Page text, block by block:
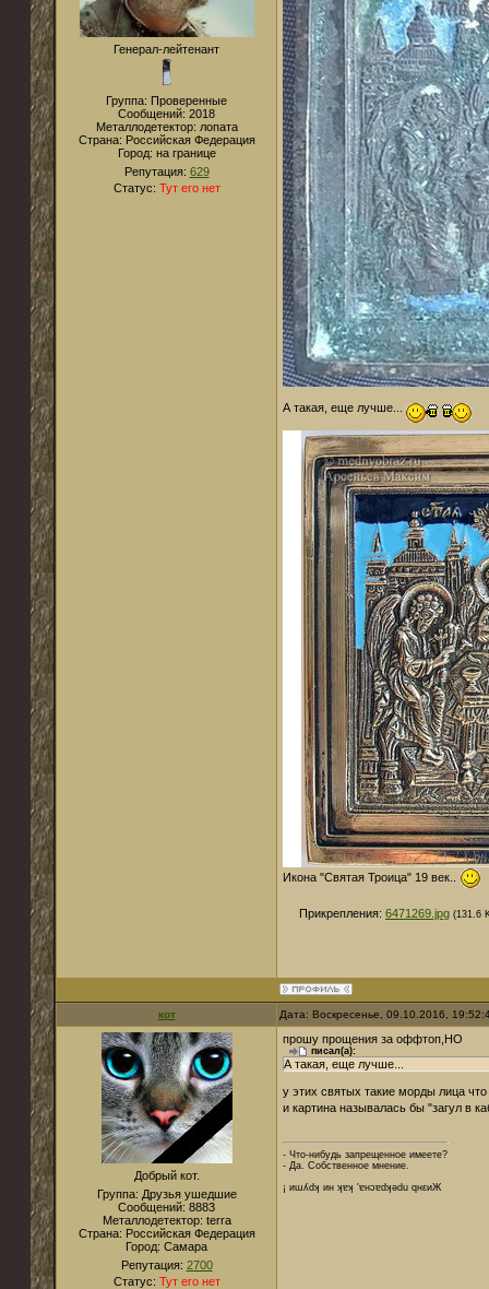
Генерал-лейтенант
Группа: Проверенные
Сообщений: 2018
Металлодетектор: лопата
Страна: Российская Федерация
Город: на границе
Репутация: 629
Статус: Тут его нет
А такая, еще лучше...
Икона "Святая Троица" 19 век..
Прикрепления: 6471269.jpg (131.6
кот Дата: Воскресенье, 09.10.2016,
Добрый кот.
Группа: Друзья ушедшие
Сообщений: 8883
Металлодетектор: terra
Страна: Российская Федерация
Город: Cамара
Репутация: 2700
Статус: Тут его нет
прошу прощения за оффтоп,НО
писал(а):
А такая, еще лучше...
у этих святых такие морды лица
и картина называлась бы "загул в
- Что-нибудь запрещенное имеете?
- Да. Собственное мнение.
¡ иɯʎdʞ ин ʞɐʞ 'ɐнɔɐdʞǝdu qнεиЖ